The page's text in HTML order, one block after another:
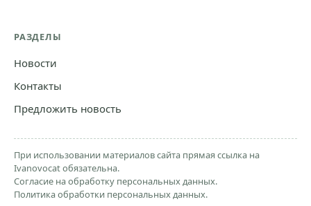
РАЗДЕЛЫ
Новости
Контакты
Предложить новость
При использовании материалов сайта прямая ссылка на
Ivanovocat обязательна.
Согласие на обработку персональных данных.
Политика обработки персональных данных.